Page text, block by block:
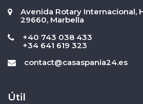
Avenida Rotary Internacional,
29660, Marbella
+40 743 038 433
+34 641 619 323
contact@casaspania24.es
Útil